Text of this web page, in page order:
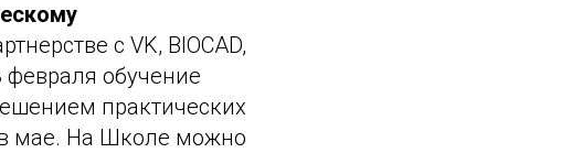
с VK, BIOCAD,
февраля обучение
практических
в мае. На Школе можно